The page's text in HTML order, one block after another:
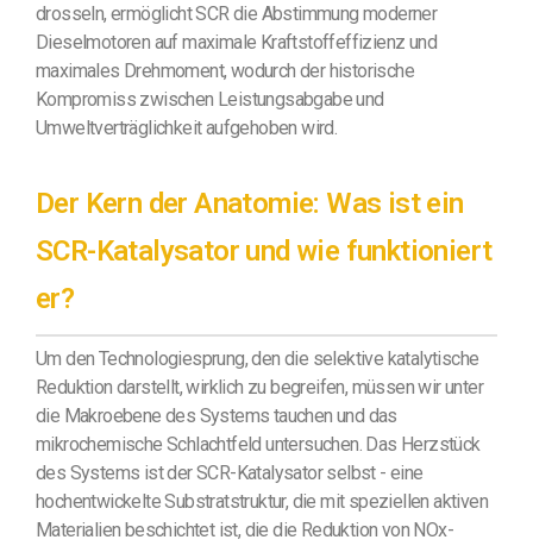
drosseln, ermöglicht SCR die Abstimmung moderner
Dieselmotoren auf maximale Kraftstoffeffizienz und
maximales Drehmoment, wodurch der historische
Kompromiss zwischen Leistungsabgabe und
Umweltverträglichkeit aufgehoben wird.
Der Kern der Anatomie: Was ist ein
SCR-Katalysator und wie funktioniert
er?
Um den Technologiesprung, den die selektive katalytische
Reduktion darstellt, wirklich zu begreifen, müssen wir unter
die Makroebene des Systems tauchen und das
mikrochemische Schlachtfeld untersuchen. Das Herzstück
des Systems ist der SCR-Katalysator selbst - eine
hochentwickelte Substratstruktur, die mit speziellen aktiven
Materialien beschichtet ist, die die Reduktion von NOx-